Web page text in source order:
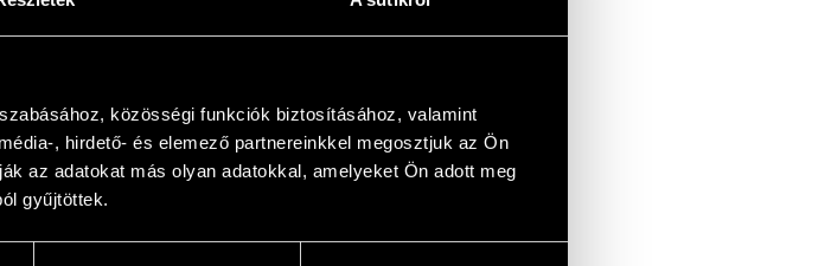
közösségi funkciók biztosításához, valamint
, hirdető- és elemező partnereinkkel megosztjuk az Ön
az adatokat más olyan adatokkal, amelyeket Ön adott meg
gyűjtöttek.